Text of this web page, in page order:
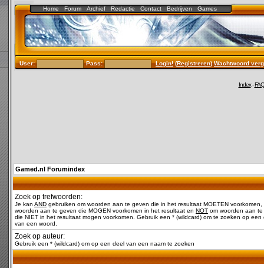
Home Forum Archief Redactie Contact Bedrijven Games
User: Pass: Login!(Registreren)Wachtwoord
Index-FAQ
Gamed.nl Forumindex
Zoek op trefwoorden:
Je kan AND gebruiken om woorden aan te geven die in het resultaat MOETEN voorkomen,
woorden aan te geven die MOGEN voorkomen in het resultaat en NOT om woorden aan
die NIET in het resultaat mogen voorkomen. Gebruik een * (wildcard) om te zoeken op een
van een woord.
Zoek op auteur:
Gebruik een * (wildcard) om op een deel van een naam te zoeken